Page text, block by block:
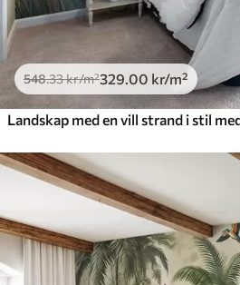
548.33kr/m²329 .00 kr/m²